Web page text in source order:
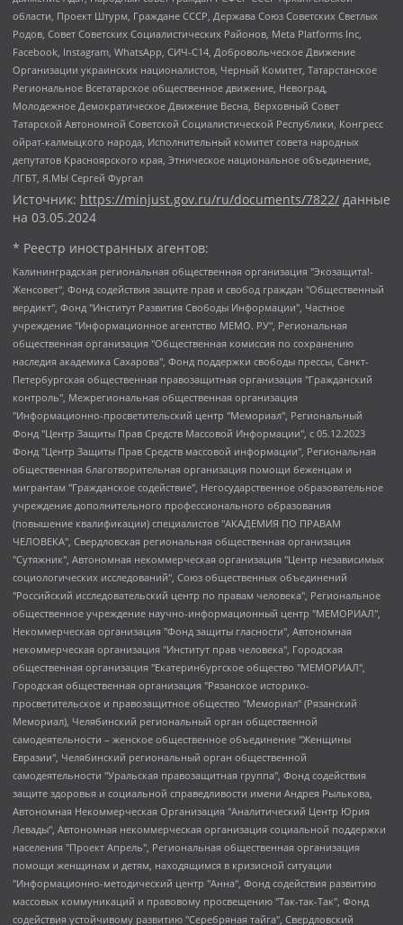
области, Проект Штурм, Граждане СССР, Держава Союз Советских Светлых
Родов, Совет Советских Социалистических Районов, Meta Platforms Inc,
Facebook, Instagram, WhatsApp, СИЧ-С14, Добровольческое Движение
Организации украинских националистов, Черный Комитет, Татарстанское
Региональное Всетатарское общественное движение, Невоград,
Молодежное Демократическое Движение Весна, Верховный Совет
Татарской Автономной Советской Социалистической Республики, Конгресс
ойрат-калмыцкого народа, Исполнительный комитет совета народных
депутатов Красноярского края, Этническое национальное объединение,
ЛГБТ, Я.МЫ Сергей Фургал
Источник: https://minjust.gov.ru/ru/documents/7822/ данные
на 03.05.2024
* Реестр иностранных агентов:
Калининградская региональная общественная организация "Экозащита!-Женсовет", Фонд содействия защите прав и свобод граждан "Общественный вердикт", Фонд "Институт Развития Свободы Информации", Частное учреждение "Информационное агентство МЕМО. РУ", Региональная общественная организация "Общественная комиссия по сохранению наследия академика Сахарова", Фонд поддержки свободы прессы, Санкт-Петербургская общественная правозащитная организация "Гражданский контроль", Межрегиональная общественная организация "Информационно-просветительский центр "Мемориал", Региональный Фонд "Центр Защиты Прав Средств Массовой Информации", с 05.12.2023 Фонд "Центр Защиты Прав Средств массовой информации", Региональная общественная благотворительная организация помощи беженцам и мигрантам "Гражданское содействие", Негосударственное образовательное учреждение дополнительного профессионального образования (повышение квалификации) специалистов "АКАДЕМИЯ ПО ПРАВАМ ЧЕЛОВЕКА", Свердловская региональная общественная организация "Сутяжник", Автономная некоммерческая организация "Центр независимых социологических исследований", Союз общественных объединений "Российский исследовательский центр по правам человека", Региональное общественное учреждение научно-информационный центр "МЕМОРИАЛ", Некоммерческая организация "Фонд защиты гласности", Автономная некоммерческая организация "Институт прав человека", Городская общественная организация "Екатеринбургское общество "МЕМОРИАЛ", Городская общественная организация "Рязанское историко-просветительское и правозащитное общество "Мемориал" (Рязанский Мемориал), Челябинский региональный орган общественной самодеятельности – женское общественное объединение "Женщины Евразии", Челябинский региональный орган общественной самодеятельности "Уральская правозащитная группа", Фонд содействия защите здоровья и социальной справедливости имени Андрея Рылькова, Автономная Некоммерческая Организация "Аналитический Центр Юрия Левады", Автономная некоммерческая организация социальной поддержки населения "Проект Апрель", Региональная общественная организация помощи женщинам и детям, находящимся в кризисной ситуации "Информационно-методический центр "Анна", Фонд содействия развитию массовых коммуникаций и правовому просвещению "Так-так-Так", Фонд содействия устойчивому развитию "Серебряная тайга", Свердловский региональный общественный фонд социальных проектов "Новое время", "Idel.Реалии", Кавказ.Реалии, Крым.Реалии, Телеканал Настоящее Время, Татаро-башкирская служба Радио Свобода (Azatliq Radiosi), Радио Свободная Европа/Радио Свобода (PCE/PC), "Сибирь.Реалии", "Фактограф", Благотворительный фонд помощи осужденным и их семьям, Автономная некоммерческая организация "Институт глобализации и социальных движений", Фонд "В защиту прав заключенных", Частное учреждение "Центр поддержки и содействия развитию средств массовой информации", Пензенский региональный общественный благотворительный фонд "Гражданский союз", "Север.Реалии", Некоммерческая организация Фонд "Правовая инициатива", Общество с ограниченной ответственностью "Радио Свободная Европа/Радио Свобода", Чешское информационное агентство "MEDIUM-ORIENT", Красноярская региональная общественная организация "Мы против СПИДа", Камалягин Денис Николаевич, Маркелов Сергей Евгеньевич, Пономарев Лев Александрович, Савицкая Людмила Алексеевна, Автономная некоммерческая организация "Центр по работе с проблемой насилия "НАСИЛИЮ.НЕТ", Межрегиональный профессиональный союз работников здравоохранения "Альянс врачей", Юридическое лицо, зарегистрированное в Латвийской Республике, SIA "Medusa Project" (регистрационный номер 40103797863, дата регистрации 10.06.2014), Некоммерческая организация "Фонд по борьбе с коррупцией", Автономная некоммерческая организация "Институт права и публичной политики", Баданин Роман Сергеевич, Гликин Максим Александрович, Железнова Мария Михайловна, Лукьянова Юлия Сергеевна, Маетная Елизавета Витальевна, Маняхин Петр Борисович, Чуракова Ольга Владимировна, Ярош Юлия Петровна, Юридическое лицо "The Insider SIA", зарегистрированное в Риге, Латвийская Республика (дата регистрации 26.06.2015), являющееся администратором доменного имени интернет-издания "The Insider SIA", https://theins.ru, Постернак Алексей Евгеньевич, Рубин Михаил Аркадьевич, Анин Роман Александрович, Юридическое лицо Istories fonds, зарегистрированное в Латвийской Республике (регистрационный номер 50008295751, дата регистрации 24.02.2020), Великовский Дмитрий Александрович, Долинина Ирина Николаевна, Мароховская Алеся Алексеевна, Шлейнов Роман Юрьевич, Шмагун Олеся Валентиновна, Общество с ограниченной ответственностью "Альтаир 2021", Общество с ограниченной ответственностью "Вега 2021", Общество с ограниченной ответственностью "Главный редактор 2021", Общество с ограниченной ответственностью "Ромашки монолит", Важенков Артем Валерьевич, Ивановская областная общественная организация "Центр гендерных исследований", Гурман Юрий Альбертович, Медиапроект "ОВД-Инфо", Егоров Владимир Владимирович, Жилинский Владимир Александрович, Общество с ограниченной ответственностью "ЗП", Иванова София Юрьевна, Карезина Инна Павловна, Кильтау Екатерина Викторовна, Петров Алексей Викторович, Пискунов Сергей Евгеньевич, Смирнов Сергей Сергеевич, Тихонов Михаил Сергеевич, Общество с ограниченной ответственностью "ЖУРНАЛИСТ-ИНОСТРАННЫЙ АГЕНТ", Арапова Галина Юрьевна, Вольтская Татьяна Анатольевна, Американская компания "Mason G.E.S. Anonymous Foundation" (США), являющаяся владельцем интернет-издания https://mnews.world/, Компания "Stichting Bellingcat", зарегистрированная в Нидерландах (дата регистрации 11.07.2018), Захаров Андрей Вячеславович, Клепиковская Екатерина Дмитриевна, Общество с ограниченной ответственностью "МЕМО", Перл Роман Александрович, Симонов Евгений Алексеевич, Соловьева Елена Анатольевна, Сотников Даниил Владимирович, Сурначева Елизавета Дмитриевна, Автономная некоммерческая организация по защите прав человека и информированию населения "Якутия – Наше Мнение", Общество с ограниченной ответственностью "Москоу диджитал медиа", с 26.01.2023 Общество с ограниченной ответственностью "Чайка Белые сады", Ветошкина Валерия Валерьевна, Заговора Максим Александрович, Межрегиональное общественное движение "Российская ЛГБТ - сеть", Оленичев Максим Владимирович, Павлов Иван Юрьевич, Скворцова Елена Сергеевна, Общество с ограниченной ответственностью "Как бы инагент", Кочетков Игорь Викторович, Общество с ограниченной ответственностью "Честные выборы", Еланчик Олег Александрович, Общество с ограниченной ответственностью "Нобелевский призыв", Гималова Регина Эмилевна, Григорьев Андрей Валерьевич, Григорьева Алина Александровна, Ассоциация по содействию защите прав призывников, альтернативнослужащих и военнослужащих "Правозащитная группа "Гражданин.Армия.Право", Хисамова Регина Фаритовна, Автономная некоммерческая организация по реализации социально-правовых программ "Лилит", Дальневосточное общественное движение "Маяк", Санкт-Петербургская ЛГБТ-инициативная группа "Выход", Инициативная группа ЛГБТ+ "Реверс", Алексеев Андрей Викторович, Бекбулатова Таисия Львовна, Беляев Иван Михайлович, Владыкина Елена Сергеевна, Гельман Марат Александрович, Никульшина Вероника Юрьевна, Толоконникова Надежда Андреевна, Шендерович Виктор Анатольевич, Общество с ограниченной ответственностью "Данное сообщение", Общество с ограниченной ответственностью Издательский дом "Новая глава", Айнбиндер Александра Александровна, Московский комьюнити-центр для ЛГБТ+инициатив, Благотворительный фонд развития филантропии, Deutsche Welle (Германия, Kurt-Schumacher-Strasse 3, 53113 Bonn), Борзунова Мария Михайловна, Воробьев Виктор Викторович, Голубева Анна Львовна, Константинова Алла Михайловна, Малкова Ирина Владимировна, Мурадов Мурад Абдулгалимович, Осетинская Елизавета Николаевна, Понасенков Евгений Николаевич, Ганапольский Матвей Юрьевич, Киселев Евгений Алексеевич, Борухович Ирина Григорьевна, Дремин Иван Тимофеевич, Дубровский Дмитрий Викторович, Красноярская региональная общественная организация поддержки и развития альтернативных образовательных технологий и межкультурных коммуникаций "ИНТЕРРА", Маяковская Екатерина Алексеевна, Фейгин Марк Захарович, Филимонов Андрей Викторович, Дзугкоева Регина Николаевна, Доброхотов Роман Александрович, Дудь Юрий Александрович, Елкин Сергей Владимирович, Кругликов Кирилл Игоревич, Сабунаева Мария Леонидовна, Семенов Алексей Владимирович, Шаинян Карен Багратович, Шульман Екатерина Михайловна, Асафьев Артур Валерьевич, Вахштайн Виктор Семенович, Венедиктов Алексей Алексеевич, Лушникова Екатерина Евгеньевна, Волков Леонид Михайлович, Невзоров Александр Глебович, Пархоменко Сергей Борисович, Сироткин Ярослав Николаевич, Кара-Мурза Владимир Владимирович, Баранова Наталья Владимировна, Гозман Леонид Яковлевич, Кагарлицкий Борис Юльевич, Климарев Михаил Валерьевич, Милов Владимир Станиславович, Автономная некоммерческая организация Краснодарский центр современного искусства "Типография", Моргенштерн Алишер Тагирович, Соболь Любовь Эдуардовна, Общество с ограниченной ответственностью "ЛИЗА НОРМ", Каспаров Гарри Кимович, Ходорковский Михаил Борисович, Общество с ограниченной ответственностью "Апрельские тезисы", Данилович Ирина Брониславовна, Кашин Олег Владимирович, Петров Николай Владимирович, Пивоваров Алексей Владимирович, Соколов Михаил Владимирович, Цветкова Юлия Владимировна, Чичваркин Евгений Александрович, Комитет против пыток/Команда против пыток, Общество с ограниченной ответственностью "Первый научный", Общество с ограниченной ответственностью "Вертолет и ко", Белоцерковская Вероника Борисовна, Кац Максим Евгеньевич, Лазарева Татьяна Юрьевна, Шаведдинов Руслан Табризович, Яшин Илья Валерьевич, Общество с ограниченной ответственностью "Иноагент ААВ", Алешковский Дмитрий Петрович, Альбац Евгения Марковна, Быков Дмитрий Львович, Галямина Юлия Евгеньевна, Лойко Сергей Леонидович, Мартынов Кирилл Константинович, Медведев Сергей Александрович, Крашенинников Федор Геннадиевич, Гордеева Катерина Вл